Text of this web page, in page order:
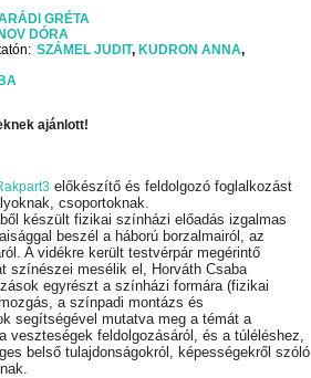
GRÉTA
DÓRA
SZÁMEL JUDIT KUDRON ANNA
ajánlott!
előkészítő és feldolgozó foglalkozást
csoportoknak.
készült fizikai színházi előadás izgalmas
beszél a háború borzalmairól, az
A vidékre került testvérpár megérintő
színészei mesélik el, Horváth Csaba
egyrészt a színházi formára (fizikai
a színpadi montázs és
segítségével mutatva meg a témát a
veszteségek feldolgozásáról, és a túléléshez,
belső tulajdonságokról, képességekről szóló